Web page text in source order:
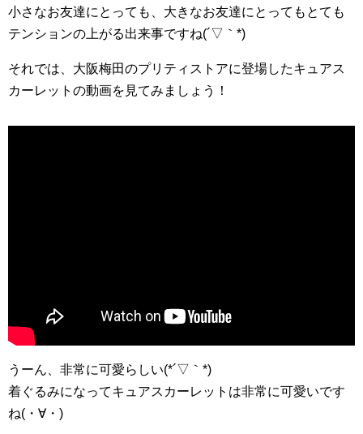
小さなお友達にとっても、大きなお友達にとってもとても
テンションの上がる出来事ですね(´▽｀*)
それでは、大阪梅田のプリティストアに登場したキュアス
カーレットの動画を見てみましょう！
うーん、非常に可愛らしい(*´▽｀*)
着ぐるみになってキュアスカーレットは非常に可愛いです
ね(・∀・)